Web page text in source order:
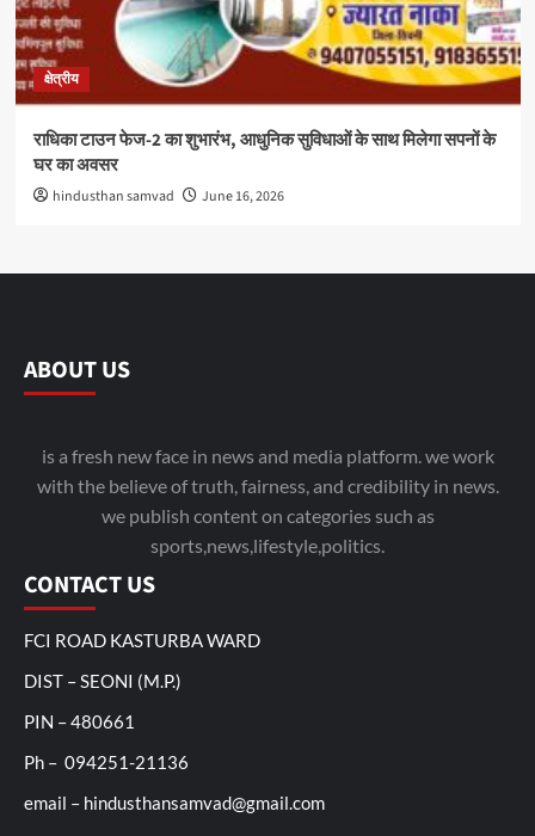
क्षेत्रीय
राधिका टाउन फेज-2 का शुभारंभ, आधुनिक सुविधाओं के साथ मिलेगा सपनों के
घर का अवसर
hindusthan samvad June 16, 2026
ABOUT US
is a fresh new face in news and media platform. we work
with the believe of truth, fairness, and credibility in news.
we publish content on categories such as
sports,news,lifestyle,politics.
CONTACT US
FCI ROAD KASTURBA WARD
DIST – SEONI (M.P.)
PIN – 480661
Ph – 094251-21136
email – hindusthansamvad@gmail.com